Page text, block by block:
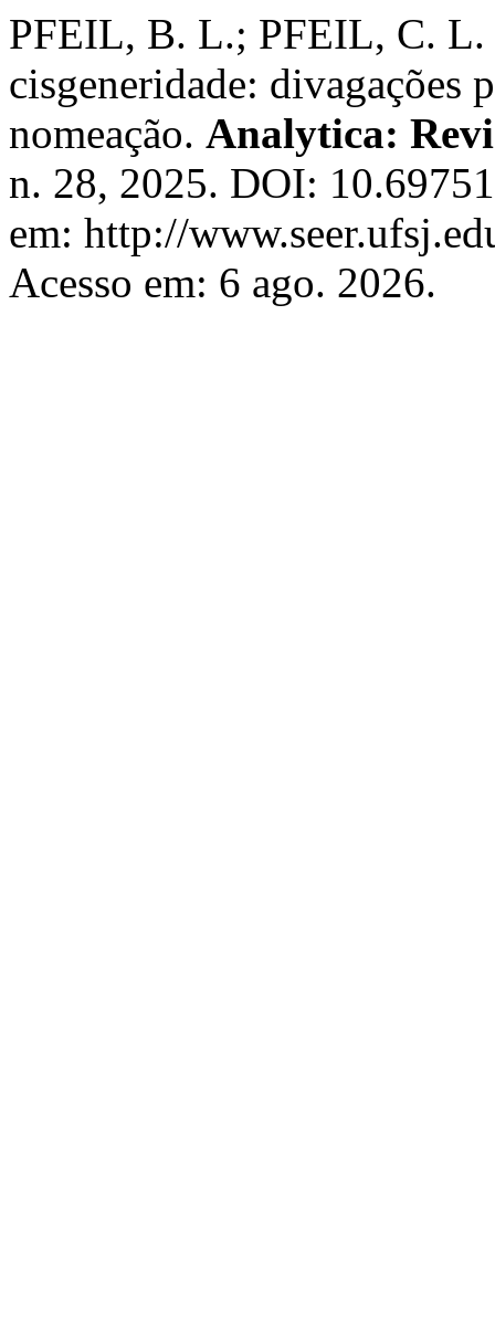
PFEIL, B. L.; PFEIL, C. L.
cisgeneridade: divagações
nomeação. Analytica:
n. 28, 2025. DOI:
em: http://
Acesso em: 6 ago. 2026.